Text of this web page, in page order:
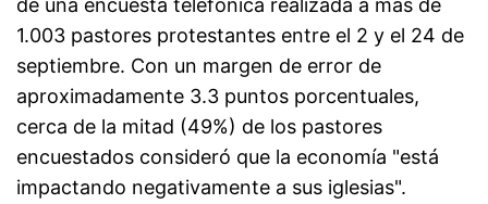
1.003 pastores protestantes entre el 2 y el 24 de
septiembre. Con un margen de error de
aproximadamente 3.3 puntos porcentuales,
cerca de la mitad (49%) de los pastores
encuestados consideró que la economía "está
impactando negativamente a sus iglesias".